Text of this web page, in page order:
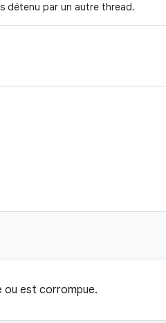
détenu par un autre thread.
ou est corrompue.